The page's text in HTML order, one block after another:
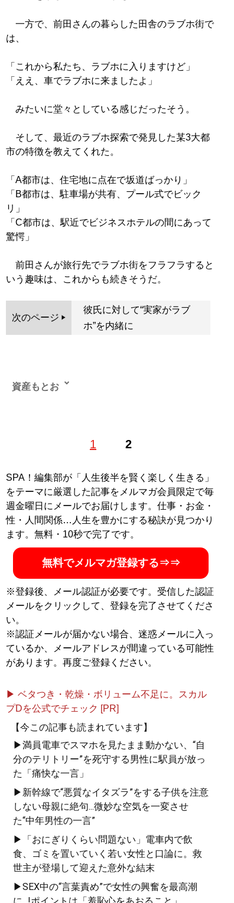
一方で、前田さんの暮らした田舎のラブホ街で
は、
「これから私たち、ラブホに入りますけど」
「ええ、車でラブホに来ましたよ」
みたいに堂々としている感じだったそう。
そして、最近のラブホ探索で発見した某3大都
市の特徴を教えてくれた。
「A都市は、住宅地に点在で坂道ばっかり」
「B都市は、駐車場が共有、プール式でビック
リ」
「C都市は、駅近でビジネスホテルの間にあって
驚愕」
前田さんが旅行先でラブホ街をフラフラすると
いう趣味は、これからも続きそうだ。
次のページ
彼氏に対して“実家がラブ
ホ”を内緒に
1 2
資産もとお
SPA！編集部が「人生後半を賢く楽しく生きる」
をテーマに厳選した記事をメルマガ会員限定で毎
週金曜日にメールでお届けします。仕事・お金・
性・人間関係…人生を豊かにする秘訣が見つかり
ます。無料・10秒で完了です。
無料でメルマガ登録する⇒⇒
※登録後、メール認証が必要です。受信した認証
メールをクリックして、登録を完了させてくださ
い。
※認証メールが届かない場合、迷惑メールに入っ
ているか、メールアドレスが間違っている可能性
があります。再度ご登録ください。
▶ ベタつき・乾燥・ボリューム不足に。スカル
プDを公式でチェック [PR]
【今この記事も読まれています】
▶満員電車でスマホを見たまま動かない、“自
分のテリトリー”を死守する男性に駅員が放っ
た「痛快な一言」
▶新幹線で“悪質なイタズラ”をする子供を注意
しない母親に絶句...微妙な空気を一変させ
た“中年男性の一言”
▶「おにぎりくらい問題ない」電車内で飲
食、ゴミを置いていく若い女性と口論に。救
世主が登場して迎えた意外な結末
▶SEX中の“言葉責め”で女性の興奮を最高潮